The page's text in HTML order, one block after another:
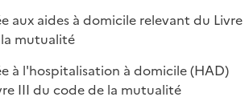
aux aides à domicile relevant du Livre
mutualité
à l'hospitalisation à domicile (HAD)
III du code de la mutualité